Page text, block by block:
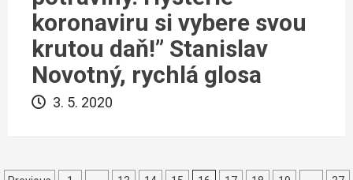
koronaviru si vybere svou
krutou daň!” Stanislav
Novotný, rychlá glosa
3. 5. 2020